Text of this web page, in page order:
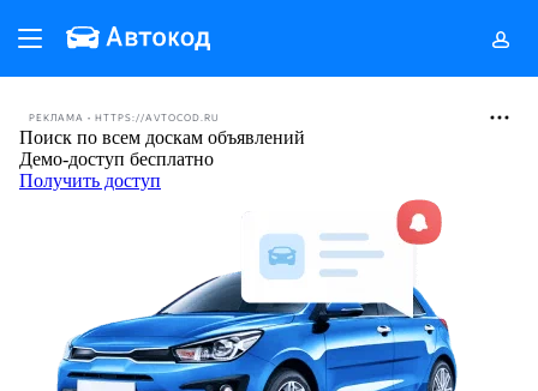
РЕКЛАМА • HTTPS://AVTOCOD.RU